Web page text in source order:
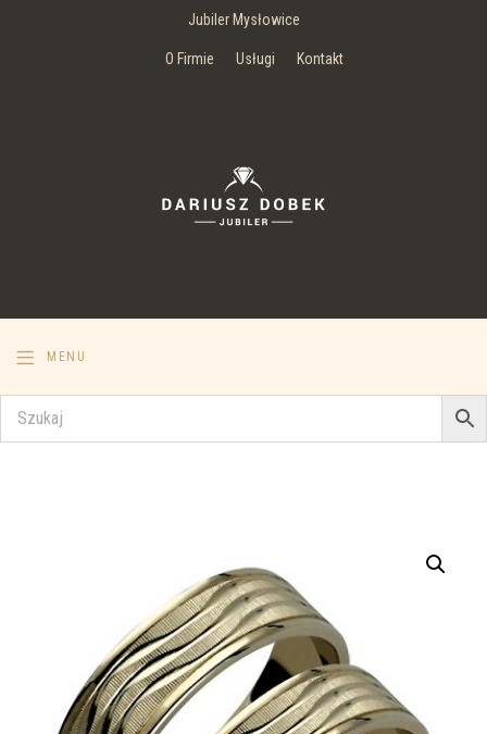
Jubiler Mysłowice
O Firmie Usługi Kontakt
MENU